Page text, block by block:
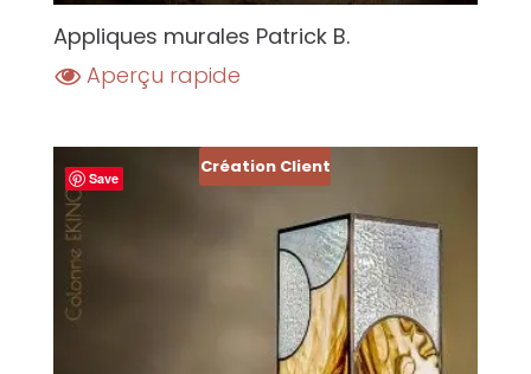
Appliques murales Patrick B.
Aperçu rapide
Save
Création Client